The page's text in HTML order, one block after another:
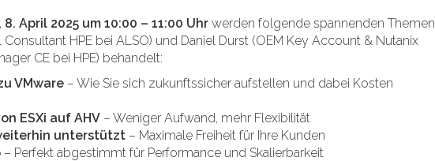
April 2025 um 10:00 – 11:00 Uhr werden folgende spannenden Themen
HPE bei ALSO) und Daniel Durst (OEM Key Account & Nutanix
CE bei HPE) behandelt:
VMware – Wie Sie sich zukunftssicher aufstellen und dabei Kosten
ESXi auf AHV – Weniger Aufwand, mehr Flexibilität
unterstützt – Maximale Freiheit für Ihre Kunden
– Perfekt abgestimmt für Performance und Skalierbarkeit